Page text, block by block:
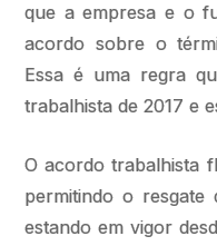
que a empresa e o
acordo sobre o
Essa é uma regra
trabalhista de 2017 e
O acordo trabalhista
permitindo o resgate
estando em vigor